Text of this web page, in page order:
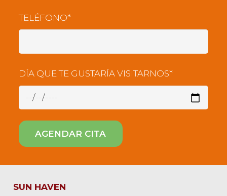
TELÉFONO*
DÍA QUE TE GUSTARÍA VISITARNOS*
SUN HAVEN